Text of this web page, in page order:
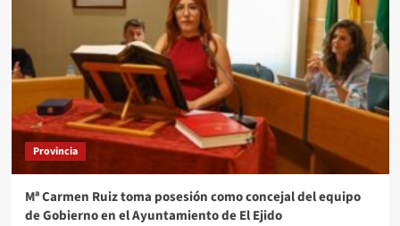
Provincia
Mª Carmen Ruiz toma posesión como concejal del equipo
de Gobierno en el Ayuntamiento de El Ejido